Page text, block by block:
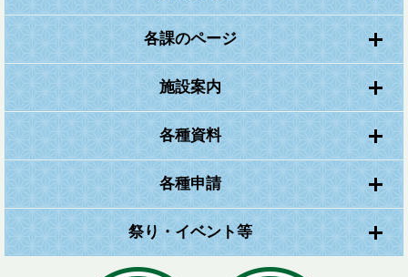
各課のページ
施設案内
各種資料
各種申請
祭り・イベント等